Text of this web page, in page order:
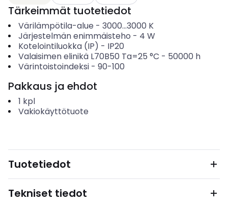
Tärkeimmät tuotetiedot
Värilämpötila-alue - 3000...3000 K
Järjestelmän enimmäisteho - 4 W
Kotelointiluokka (IP) - IP20
Valaisimen elinikä L70B50 Ta=25 °C - 50000 h
Värintoistoindeksi- 90-100
Pakkaus ja ehdot
1 kpl
Vakiokäyttötuote
Tuotetiedot
Tekniset tiedot